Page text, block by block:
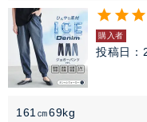
セレモニー・オケー
アイテム特集
購入者
投稿日
161㎝69kg